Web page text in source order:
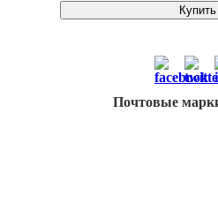
Купить
Почтовые